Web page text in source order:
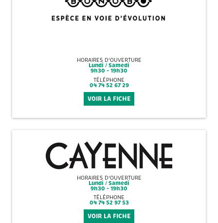
HORAIRES D'OUVERTURE
Lundi / Samedi
9h30 - 19h30
TÉLÉPHONE
04 74 52 67 29
VOIR LA FICHE
HORAIRES D'OUVERTURE
Lundi / Samedi
9h30 - 19h30
TÉLÉPHONE
04 74 52 97 53
VOIR LA FICHE